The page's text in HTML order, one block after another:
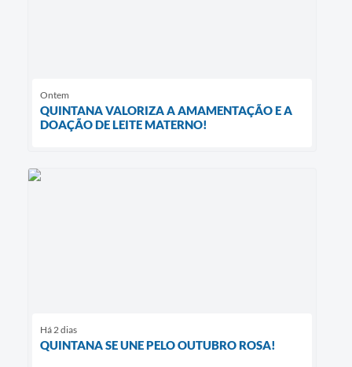
Ontem
QUINTANA VALORIZA A AMAMENTAÇÃO E A
DOAÇÃO DE LEITE MATERNO!
Há 2 dias
QUINTANA SE UNE PELO OUTUBRO ROSA!